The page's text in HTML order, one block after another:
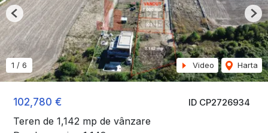
ID CP2726934
102,780 €
Teren de 1,142 mp de vânzare
1 / 6 Video Harta
Previous